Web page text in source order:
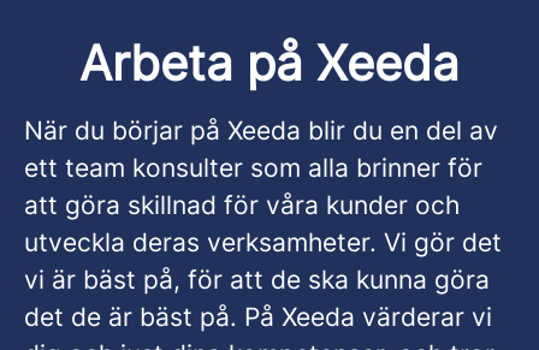
Arbeta på Xeeda
När du börjar på Xeeda blir du en del av
ett team konsulter som alla brinner för
att göra skillnad för våra kunder och
utveckla deras verksamheter. Vi gör det
vi är bäst på, för att de ska kunna göra
det de är bäst på. På Xeeda värderar vi